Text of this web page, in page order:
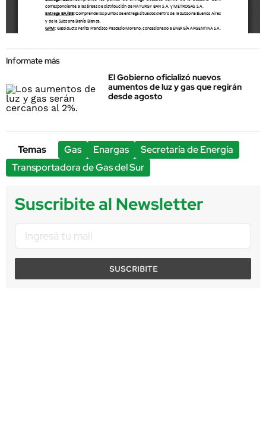
Informate más
El Gobierno oficializó nuevos
aumentos de luz y gas que regirán
desde agosto
Temas Gas Enargas
Secretaría de Energía
Transportadora de Gas del Sur
Suscribite al Newsletter
SUSCRIBITE